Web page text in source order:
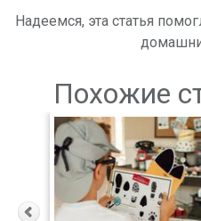
Надеемся, эта статья
Похожие